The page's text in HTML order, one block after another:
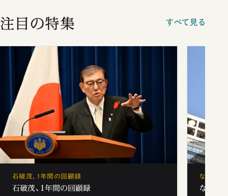
注目の特集 すべて見る
石破茂、1年間の回顧録
石破茂、1年間の回顧録
なぜ「フ
なぜ「